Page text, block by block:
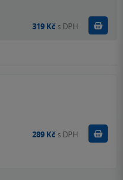
319 Kč s DPH
289 Kč s DPH Koupit